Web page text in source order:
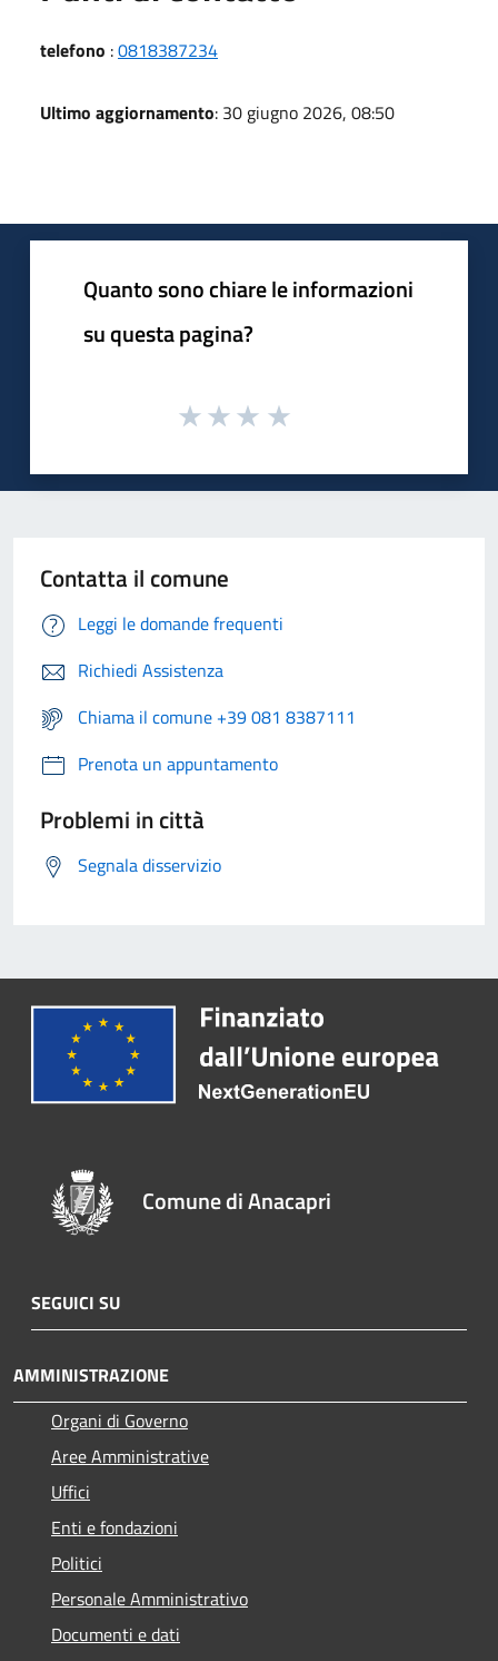
telefono :0818387234
Ultimo aggiornamento: 30 giugno 2026, 08:50
Quanto sono chiare le informazioni
su questa pagina?
Contatta il comune
Leggi le domande frequenti
Richiedi Assistenza
Chiama il comune +39 081 8387111
Prenota un appuntamento
Problemi in città
Segnala disservizio
Comune di Anacapri
SEGUICI SU
AMMINISTRAZIONE
Organi di Governo
Aree Amministrative
Uffici
Enti e fondazioni
Politici
Personale Amministrativo
Documenti e dati